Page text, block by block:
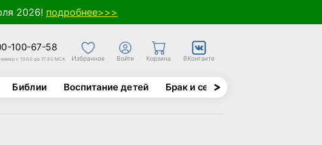
2026! подробнее>>>
100-67-58
номер с 10:00 до 17:30 МСК Избранное Войти Корзина ВКонтакте
Библии Воспитание детей Брак и семья